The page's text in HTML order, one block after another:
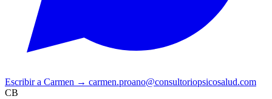
Escribir a Carmen → carmen.proano@consultoriopsicosalud.com
CB